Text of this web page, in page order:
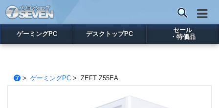
ゲーミングPC デスクトップPC
セール
・特価品
> ゲーミングPC> ZEFT Z55EA